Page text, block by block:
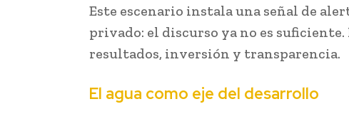
Este escenario instala una señal de
privado: el discurso ya no es suficiente.
resultados, inversión y transparencia.
El agua como eje del desarrollo